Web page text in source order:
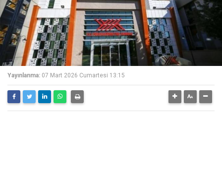
Yayınlanma: 07 Mart 2026 Cumartesi 13:15